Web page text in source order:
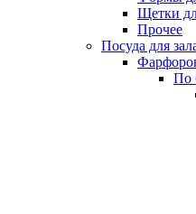
Щетки
Прочее
Посуда для
По